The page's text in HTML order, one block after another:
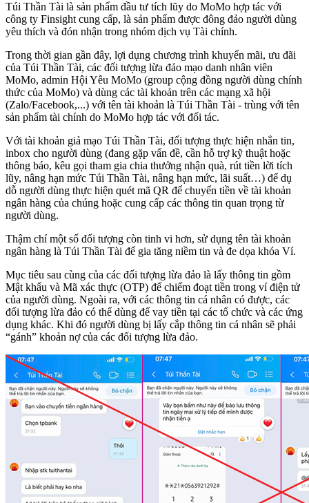
Túi Thần Tài là sản phẩm đầu tư tích lũy do MoMo hợp tác với
công ty Finsight cung cấp, là sản phẩm được đông đảo người dùng
yêu thích và đón nhận trong nhóm dịch vụ Tài chính.
Trong thời gian gần đây, lợi dụng chương trình khuyến mãi, ưu đãi
của Túi Thần Tài, các đối tượng lừa đảo mạo danh nhân viên
MoMo, admin Hội Yêu MoMo (group cộng đồng người dùng chính
thức của MoMo) và dùng các tài khoản trên các mạng xã hội
(Zalo/Facebook,...) với tên tài khoản là Túi Thần Tài - trùng với tên
sản phẩm tài chính do MoMo hợp tác với đối tác.
Với tài khoản giả mạo Túi Thần Tài, đối tượng thực hiện nhắn tin,
inbox cho người dùng (đang gặp vấn đề, cần hỗ trợ kỹ thuật hoặc
thông báo, kêu gọi tham gia chia thưởng nhận quà, rút tiền lời tích
lũy, nâng hạn mức Túi Thần Tài, nâng hạn mức, lãi suất…) để dụ
dỗ người dùng thực hiện quét mã QR để chuyển tiền về tài khoản
ngân hàng của chúng hoặc cung cấp các thông tin quan trọng từ
người dùng.
Thậm chí một số đối tượng còn tinh vi hơn, sử dụng tên tài khoản
ngân hàng là Túi Thần Tài để gia tăng niềm tin và đe dọa khóa Ví.
Mục tiêu sau cùng của các đối tượng lừa đảo là lấy thông tin gồm
Mật khẩu và Mã xác thực (OTP) để chiếm đoạt tiền trong ví điện tử
của người dùng. Ngoài ra, với các thông tin cá nhân có được, các
đối tượng lừa đảo có thể dùng để vay tiền tại các tổ chức và các ứng
dụng khác. Khi đó người dùng bị lấy cắp thông tin cá nhân sẽ phải
“gánh” khoản nợ của các đối tượng lừa đảo.